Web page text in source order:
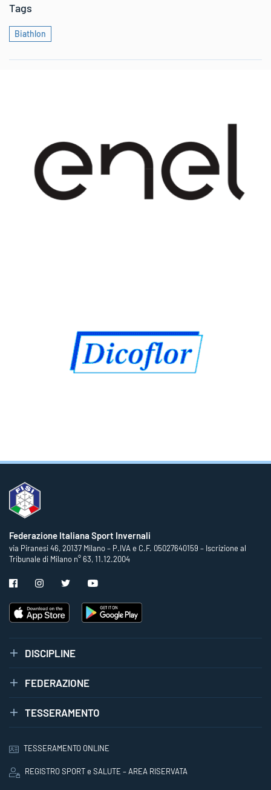
Tags
Biathlon
Federazione Italiana Sport Invernali
via Piranesi 46, 20137 Milano – P.IVA e C.F. 05027640159 – Iscrizione al
Tribunale di Milano n° 63, 11.12.2004
DISCIPLINE
FEDERAZIONE
TESSERAMENTO
TESSERAMENTO ONLINE
REGISTRO SPORT e SALUTE – AREA RISERVATA